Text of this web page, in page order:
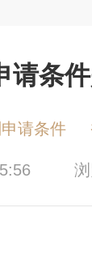
请条
请条件